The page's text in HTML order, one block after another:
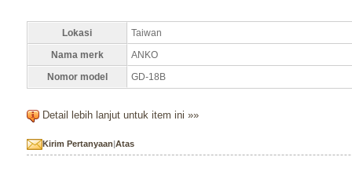
Lokasi
Taiwan
Nama merk
ANKO
Nomor model
GD-18B
Detail lebih lanjut untuk item ini »»
Kirim Pertanyaan|Atas